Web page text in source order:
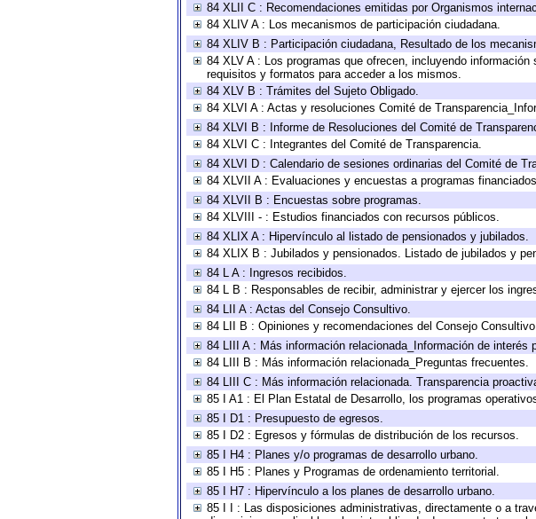
84 XLII C : Recomendaciones emitidas por Organismos
84 XLIV A : Los mecanismos de participación ciudadana.
84 XLIV B : Participación ciudadana, Resultado de los
84 XLV A : Los programas que ofrecen, incluyendo
requisitos y formatos para acceder a los mismos.
84 XLV B : Trámites del Sujeto Obligado.
84 XLVI A : Actas y resoluciones Comité de
84 XLVI B : Informe de Resoluciones del Comité de
84 XLVI C : Integrantes del Comité de Transparencia.
84 XLVI D : Calendario de sesiones ordinarias del Comité de
84 XLVII A : Evaluaciones y encuestas a programas
84 XLVII B : Encuestas sobre programas.
84 XLVIII - : Estudios financiados con recursos públicos.
84 XLIX A : Hipervínculo al listado de pensionados y jubilados.
84 XLIX B : Jubilados y pensionados. Listado de jubilados y
84 L A : Ingresos recibidos.
84 L B : Responsables de recibir, administrar y ejercer los
84 LII A : Actas del Consejo Consultivo.
84 LII B : Opiniones y recomendaciones del Consejo
84 LIII A : Más información relacionada_Información de interés
84 LIII B : Más información relacionada_Preguntas frecuentes.
84 LIII C : Más información relacionada. Transparencia
85 I A1 : El Plan Estatal de Desarrollo, los programas
85 I D1 : Presupuesto de egresos.
85 I D2 : Egresos y fórmulas de distribución de los recursos.
85 I H4 : Planes y/o programas de desarrollo urbano.
85 I H5 : Planes y Programas de ordenamiento territorial.
85 I H7 : Hipervínculo a los planes de desarrollo urbano.
85 I I : Las disposiciones administrativas, directamente o a